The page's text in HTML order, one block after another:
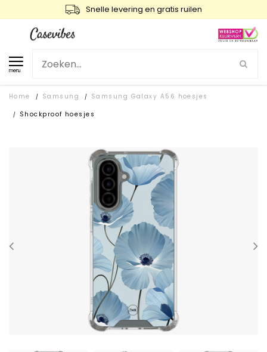
Snelle levering en gratis ruilen
menu
Home / Samsung / Samsung Galaxy A56 hoesjes
/ Shockproof hoesjes